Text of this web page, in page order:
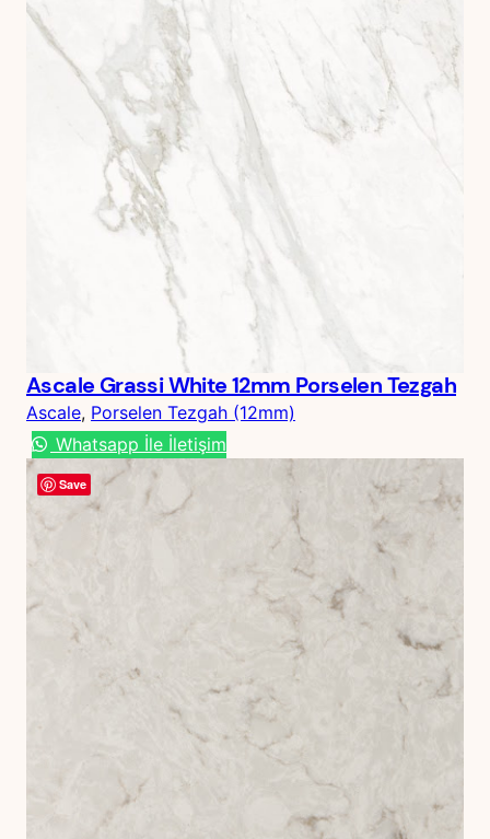
Ascale Grassi White 12mm Porselen Tezgah
Ascale, Porselen Tezgah (12mm)
Whatsapp İle İletişim
Save